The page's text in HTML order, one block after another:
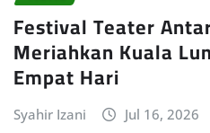
Festival Teater
Meriahkan Kuala
Empat Hari
Syahir Izani Jul 16, 2026